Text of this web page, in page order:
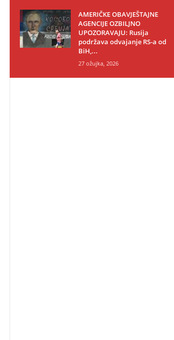
AMERIČKE OBAVJEŠTAJNE
AGENCIJE OZBILJNO
UPOZORAVAJU: Rusija
podržava odvajanje RS-a od
BiH,...
27 ožujka, 2026